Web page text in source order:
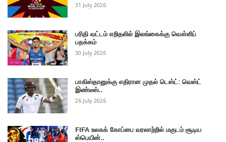
31 July 2026
பரிதி வட்டம் எறிதலில் இலங்கைக்கு வௌ்ளிப்
பதக்கம்
30 July 2026
பாகிஸ்தானுக்கு எதிரான முதல் டெஸ்ட்: வெஸ்ட்
இண்டீஸ்..
26 July 2026
FIFA உலகக் கோப்பை வரலாற்றில் மகுடம் சூடிய
ஸ்பெயின்..